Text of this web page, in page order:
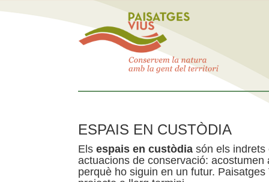
ESPAIS EN CUSTÒDIA
Els espais en custòdia són els indrets
actuacions de conservació:
perquè ho siguin en un futur.